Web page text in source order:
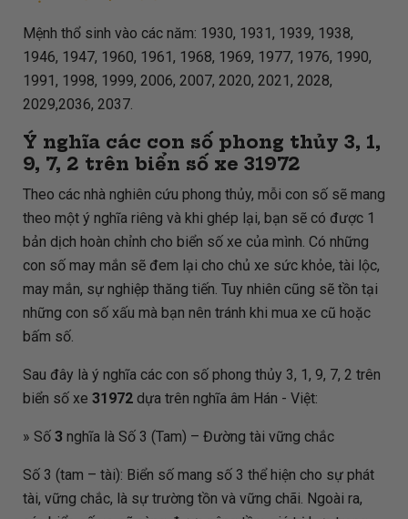
Mệnh thổ sinh vào các năm: 1930, 1931, 1939, 1938,
1946, 1947, 1960, 1961, 1968, 1969, 1977, 1976, 1990,
1991, 1998, 1999, 2006, 2007, 2020, 2021, 2028,
2029,2036, 2037.
Ý nghĩa các con số phong thủy 3, 1,
9, 7, 2 trên biển số xe 31972
Theo các nhà nghiên cứu phong thủy, mỗi con số sẽ mang
theo một ý nghĩa riêng và khi ghép lại, bạn sẽ có được 1
bản dịch hoàn chỉnh cho biển số xe của mình. Có những
con số may mắn sẽ đem lại cho chủ xe sức khỏe, tài lộc,
may mắn, sự nghiệp thăng tiến. Tuy nhiên cũng sẽ tồn tại
những con số xấu mà bạn nên tránh khi mua xe cũ hoặc
bấm số.
Sau đây là ý nghĩa các con số phong thủy 3, 1, 9, 7, 2 trên
biển số xe 31972dựa trên nghĩa âm Hán - Việt:
» Số 3 nghĩa là Số 3 (Tam) – Đường tài vững chắc
Số 3 (tam – tài): Biển số mang số 3 thể hiện cho sự phát
tài, vững chắc, là sự trường tồn và vững chãi. Ngoài ra,